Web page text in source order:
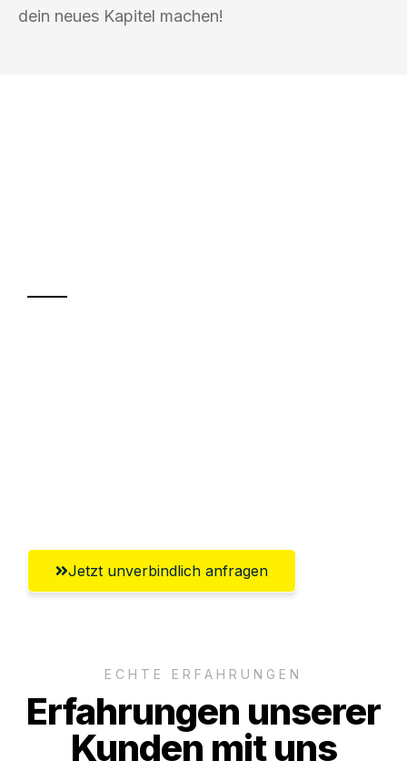
dein neues Kapitel machen!
Jetzt unverbindlich anfragen
ECHTE ERFAHRUNGEN
Erfahrungen unserer
Kunden mit uns